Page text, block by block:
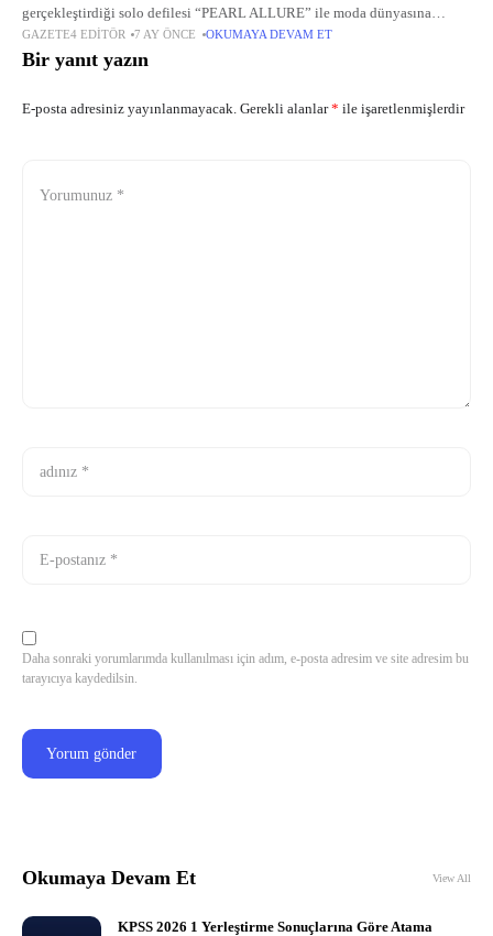
gerçekleştirdiği solo defilesi “PEARL ALLURE” ile moda dünyasına
unutulmaz bir imza attı.
GAZETE4 EDITÖR 7 AY ÖNCE OKUMAYA DEVAM ET
Bir yanıt yazın
E-posta adresiniz yayınlanmayacak. Gerekli alanlar* ile işaretlenmişlerdir
Daha sonraki yorumlarımda kullanılması için adım, e-posta adresim ve site adresim bu
tarayıcıya kaydedilsin.
Okumaya Devam Et View All
KPSS 2026 1 Yerleştirme Sonuçlarına Göre Atama